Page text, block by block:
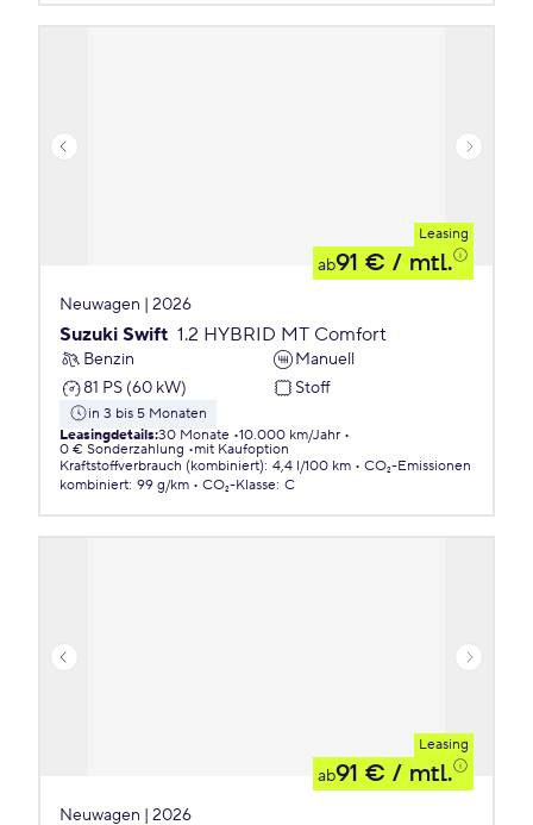
Leasing
ab91 € / mtl.
Neuwagen | 2026
Suzuki Swift 1.2 HYBRID MT Comfort
Benzin
Manuell
81 PS (60 kW)
Stoff
in 3 bis 5 Monaten
Leasingdetails:30 Monate 10.000 km/Jahr
0 € Sonderzahlung
mit Kaufoption
Kraftstoffverbrauch (kombiniert): 4,4 l/100 km
CO₂-Emissionen
kombiniert: 99 g/km CO₂-Klasse: C
Leasing
ab91 € / mtl.
Neuwagen | 2026